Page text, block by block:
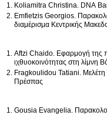
Koliamitra Christina. DNA
Emfietzis Georgios.
διαμέρισμα Κεντρικής
Aftzi Chaido. Εφαρμογή της
ιχθυοκοινότητας στη λίμνη
Fragkoulidou Tatiani. Μελέτη
Πρέσπας
Gousia Evangelia.